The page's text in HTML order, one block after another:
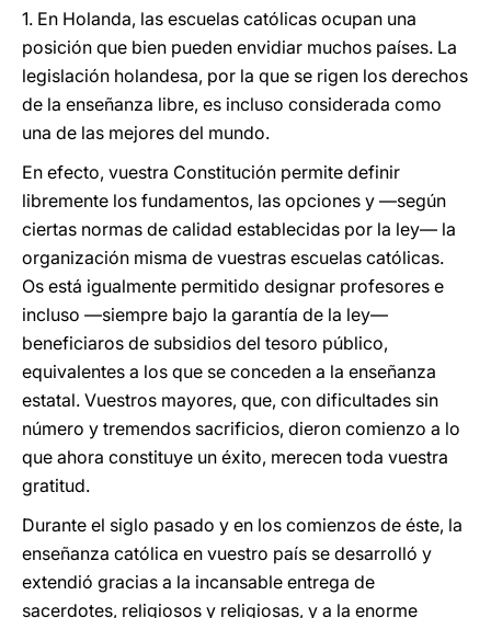
1. En Holanda, las escuelas católicas ocupan una
posición que bien pueden envidiar muchos países. La
legislación holandesa, por la que se rigen los derechos
de la enseñanza libre, es incluso considerada como
una de las mejores del mundo.
En efecto, vuestra Constitución permite definir
libremente los fundamentos, las opciones y —según
ciertas normas de calidad establecidas por la ley— la
organización misma de vuestras escuelas católicas.
Os está igualmente permitido designar profesores e
incluso —siempre bajo la garantía de la ley—
beneficiaros de subsidios del tesoro público,
equivalentes a los que se conceden a la enseñanza
estatal. Vuestros mayores, que, con dificultades sin
número y tremendos sacrificios, dieron comienzo a lo
que ahora constituye un éxito, merecen toda vuestra
gratitud.
Durante el siglo pasado y en los comienzos de éste, la
enseñanza católica en vuestro país se desarrolló y
extendió gracias a la incansable entrega de
sacerdotes, religiosos y religiosas, y a la enorme